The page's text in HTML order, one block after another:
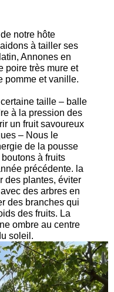
notre hôte
à tailler ses
Annones en
poire très mure et
pomme et vanille.
certaine taille – balle
à la pression des
un fruit savoureux
– Nous le
de la pousse
à fruits
précédente. la
des plantes, éviter
des arbres en
des branches qui
des fruits. La
ombre au centre
soleil.